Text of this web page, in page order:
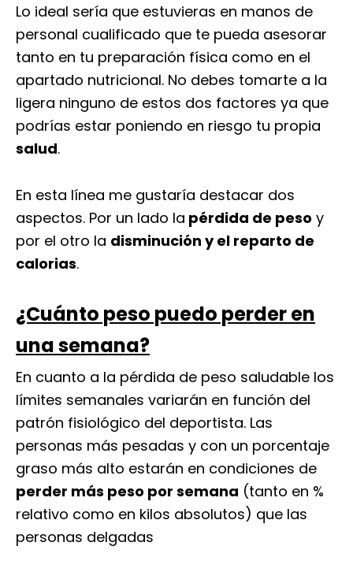
Lo ideal sería que estuvieras en manos de
personal cualificado que te pueda asesorar
tanto en tu preparación física como en el
apartado nutricional. No debes tomarte a la
ligera ninguno de estos dos factores ya que
podrías estar poniendo en riesgo tu propia
salud.
En esta línea me gustaría destacar dos
aspectos. Por un lado la pérdida de peso y
por el otro la disminución y el reparto de
calorias.
¿Cuánto peso puedo perder en
una semana?
En cuanto a la pérdida de peso saludable los
límites semanales variarán en función del
patrón fisiológico del deportista. Las
personas más pesadas y con un porcentaje
graso más alto estarán en condiciones de
perder más peso por semana (tanto en %
relativo como en kilos absolutos) que las
personas delgadas